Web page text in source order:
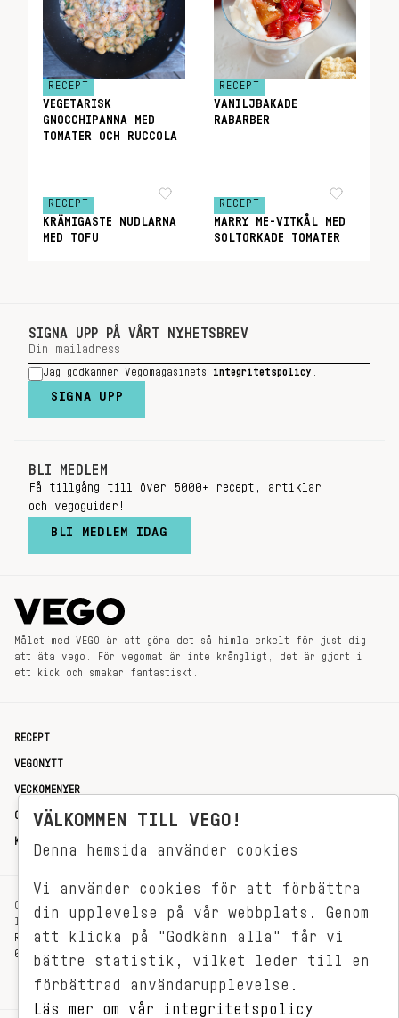
RECEPT
VEGETARISK
GNOCCHIPANNA MED
TOMATER OCH RUCCOLA
RECEPT
VANILJBAKADE
RABARBER
RECEPT
KRÄMIGASTE NUDLARNA
MED TOFU
RECEPT
MARRY ME-VITKÅL MED
SOLTORKADE TOMATER
SIGNA UPP PÅ VÅRT NYHETSBREV
Jag godkänner Vegomagasinets integritetspolicy
SIGNA UPP
BLI MEDLEM
Få tillgång till över 5000+ recept, artiklar
och vegoguider!
BLI MEDLEM IDAG
Målet med VEGO är att göra det så himla enkelt för just dig
att äta vego. För vegomat är inte krångligt, det är gjort i
ett kick och smakar fantastiskt.
RECEPT
VEGONYTT
VECKOMENYER
OM OSS
KONTAKT
OXENSTIERNSGATAN 33
114 27 STOCKHOLM
REDAKTIONEN@VEGOMAGASINET.SE
08-799 62 01
VÄLKOMMEN TILL VEGO!
Denna hemsida använder cookies
Vi använder cookies för att förbättra
din upplevelse på vår webbplats. Genom
att klicka på "Godkänn alla" får vi
bättre statistik, vilket leder till en
förbättrad användarupplevelse.
Läs mer om vår integritetspolicy